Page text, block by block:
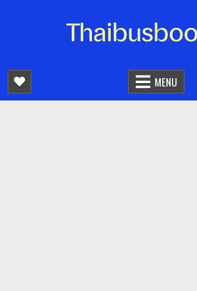
จองตั๋วรถออนไลน์ 24 ชั่วโมง
MENU